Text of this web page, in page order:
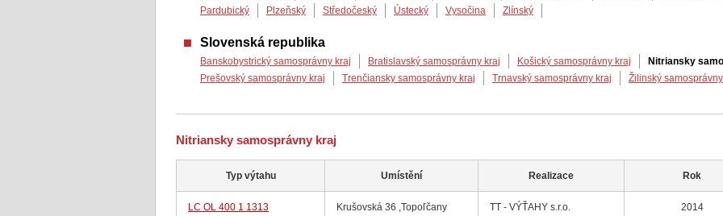
Pardubický
Plzeňský Středočeský Ústecký Vysočina Zlínský
Slovenská republika
Banskobystrický samosprávny kraj Bratislavský samosprávny kraj Košický samosprávny kraj
Nitriansky
Prešovský samosprávny kraj
Trenčiansky samosprávny kraj Trnavský samosprávny kraj Žilinský
Nitriansky samosprávny kraj
Typ výtahu Umístění Realizace Rok
LC OL 400 1 1313 Krušovská 36 ,Topoľčany TT - VÝŤAHY s.r.o. 2014